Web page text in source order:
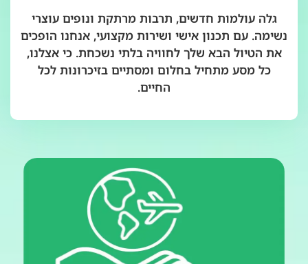
גלה עולמות חדשים, תרבות מרתקת ונופים עוצרי
נשימה. עם תכנון אישי ושירות מקצועי, אנחנו הופכים
את הטיול הבא שלך לחוויה בלתי נשכחת. כי אצלנו,
כל מסע מתחיל בחלום ומסתיים בזיכרונות לכל
החיים.